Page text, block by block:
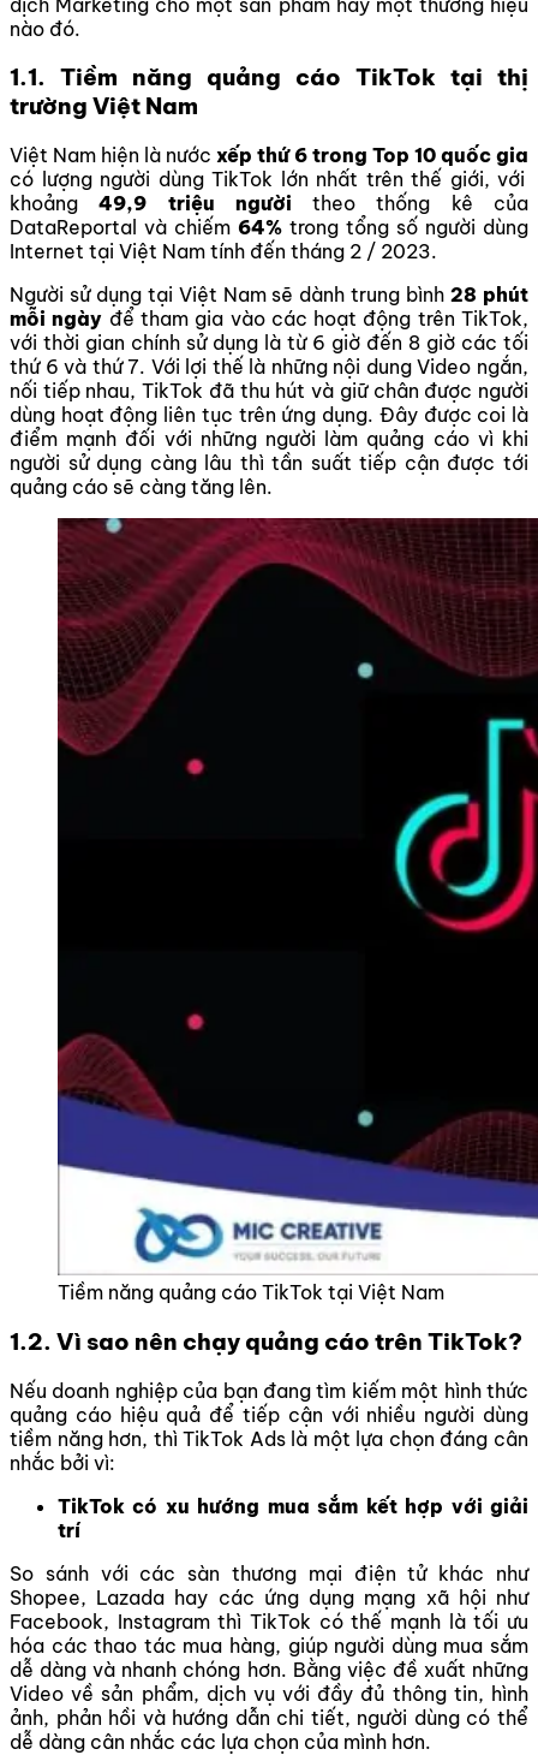
nào đó.
1.1. Tiềm năng quảng cáo TikTok tại thị
trường Việt Nam
Việt Nam hiện là nước xếp thứ 6 trong Top 10 quốc gia
có lượng người dùng TikTok lớn nhất trên thế giới, với
khoảng49,9 triệu người theo thống kê của
DataReportal và chiếm 64% trong tổng số người dùng
Internet tại Việt Nam tính đến tháng 2 / 2023.
Người sử dụng tại Việt Nam sẽ dành trung bình28 phút
mỗi ngày để tham gia vào các hoạt động trên TikTok,
với thời gian chính sử dụng là từ 6 giờ đến 8 giờ các tối
thứ 6 và thứ 7. Với lợi thế là những nội dung Video ngắn,
nối tiếp nhau, TikTok đã thu hút và giữ chân được người
dùng hoạt động liên tục trên ứng dụng. Đây được coi là
điểm mạnh đối với những người làm quảng cáo vì khi
người sử dụng càng lâu thì tần suất tiếp cận được tới
quảng cáo sẽ càng tăng lên.
Tiềm năng quảng cáo TikTok tại Việt Nam
1.2. Vì sao nên chạy quảng cáo trên TikTok?
Nếu doanh nghiệp của bạn đang tìm kiếm một hình thức
quảng cáo hiệu quả để tiếp cận với nhiều người dùng
tiềm năng hơn, thì TikTok Ads là một lựa chọn đáng cân
nhắc bởi vì:
TikTok có xu hướng mua sắm kết hợp với giải
trí
So sánh với các sàn thương mại điện tử khác như
Shopee, Lazada hay các ứng dụng mạng xã hội như
Facebook, Instagram thì TikTok có thế mạnh là tối ưu
hóa các thao tác mua hàng, giúp người dùng mua sắm
dễ dàng và nhanh chóng hơn. Bằng việc đề xuất những
Video về sản phẩm, dịch vụ với đầy đủ thông tin, hình
ảnh, phản hồi và hướng dẫn chi tiết, người dùng có thể
dễ dàng cân nhắc các lựa chọn của mình hơn.